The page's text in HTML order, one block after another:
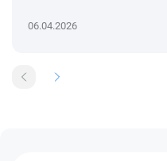
06.04.2026